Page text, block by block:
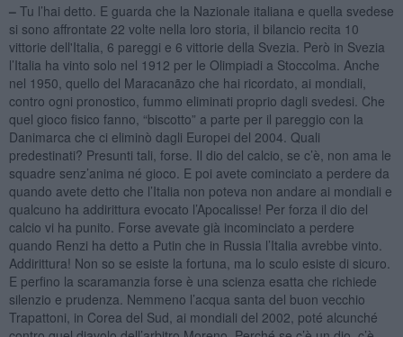
–Tu l’hai detto. E guarda che la Nazionale italiana e quella svedese
si sono affrontate 22 volte nella loro storia, il bilancio recita 10
vittorie dell'Italia, 6 pareggi e 6 vittorie della Svezia. Però in Svezia
l’Italia ha vinto solo nel 1912 per le Olimpiadi a Stoccolma. Anche
nel 1950, quello del Maracanãzo che hai ricordato, ai mondiali,
contro ogni pronostico, fummo eliminati proprio dagli svedesi. Che
quel gioco fisico fanno, “biscotto” a parte per il pareggio con la
Danimarca che ci eliminò dagli Europei del 2004. Quali
predestinati? Presunti tali, forse. Il dio del calcio, se c’è, non ama le
squadre senz’anima né gioco. E poi avete cominciato a perdere da
quando avete detto che l’Italia non poteva non andare ai mondiali e
qualcuno ha addirittura evocato l’Apocalisse! Per forza il dio del
calcio vi ha punito. Forse avevate già incominciato a perdere
quando Renzi ha detto a Putin che in Russia l’Italia avrebbe vinto.
Addirittura! Non so se esiste la fortuna, ma lo sculo esiste di sicuro.
E perfino la scaramanzia forse è una scienza esatta che richiede
silenzio e prudenza. Nemmeno l’acqua santa del buon vecchio
Trapattoni, in Corea del Sud, ai mondiali del 2002, poté alcunché